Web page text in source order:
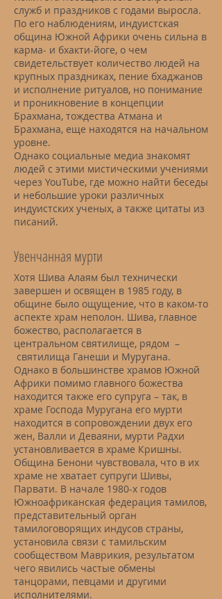
служб и праздников с годами выросла.
По его наблюдениям, индуистская
община Южной Африки очень сильна в
карма- и бхакти-йоге, о чем
свидетельствует количество людей на
крупных праздниках, пение бхаджанов
и исполнение ритуалов, но понимание
и проникновение в концепции
Брахмана, тождества Атмана и
Брахмана, еще находятся на начальном
уровне.
Однако социальные медиа знакомят
людей с этими мистическими учениями
через YouTube, где можно найти беседы
и небольшие уроки различных
индуистских ученых, а также цитаты из
писаний.
Увенчанная мурти
Хотя Шива Алаям был технически
завершен и освящен в 1985 году, в
общине было ощущение, что в каком-то
аспекте храм неполон. Шива, главное
божество, располагается в
центральном святилище, рядом –
святилища Ганеши и Муругана.
Однако в большинстве храмов Южной
Африки помимо главного божества
находится также его супруга – так, в
храме Господа Муругана его мурти
находится в сопровождении двух его
жен, Валли и Деваяни, мурти Радхи
установливается в храме Кришны.
Община Бенони чувствовала, что в их
храме не хватает супруги Шивы,
Парвати. В начале 1980-х годов
Южноафриканская федерация тамилов,
представительный орган
тамилоговорящих индусов страны,
установила связи с тамильским
сообществом Маврикия, результатом
чего явились частые обмены
танцорами, певцами и другими
исполнителями.